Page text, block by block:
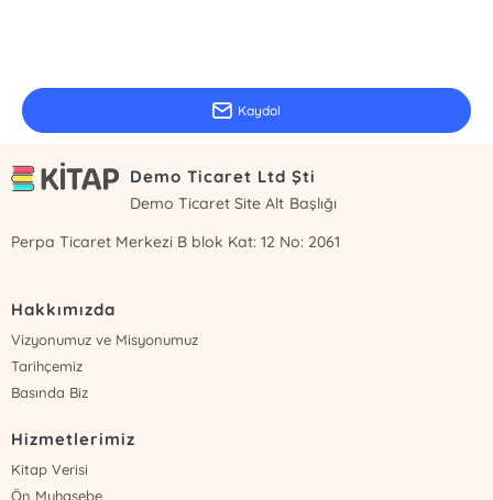
Kaydol
Demo Ticaret Ltd Şti
Demo Ticaret Site Alt Başlığı
Perpa Ticaret Merkezi B blok Kat: 12 No: 2061
Hakkımızda
Vizyonumuz ve Misyonumuz
Tarihçemiz
Basında Biz
Hizmetlerimiz
Kitap Verisi
Ön Muhasebe